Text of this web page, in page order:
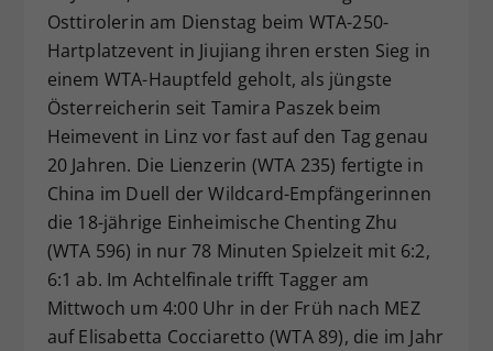
Osttirolerin am Dienstag beim WTA-250-
Hartplatzevent in Jiujiang ihren ersten Sieg in
einem WTA-Hauptfeld geholt, als jüngste
Österreicherin seit Tamira Paszek beim
Heimevent in Linz vor fast auf den Tag genau
20 Jahren. Die Lienzerin (WTA 235) fertigte in
China im Duell der Wildcard-Empfängerinnen
die 18-jährige Einheimische Chenting Zhu
(WTA 596) in nur 78 Minuten Spielzeit mit 6:2,
6:1 ab. Im Achtelfinale trifft Tagger am
Mittwoch um 4:00 Uhr in der Früh nach MEZ
auf Elisabetta Cocciaretto (WTA 89), die im Jahr
Zweck
Dieser Wert speichert Ihre Consent-
Einstellungen. Unter anderem eine
zufällig generierte ID, für die
historische Speicherung Ihrer
Webseiten-Betreiber dies eingestellt
hat.